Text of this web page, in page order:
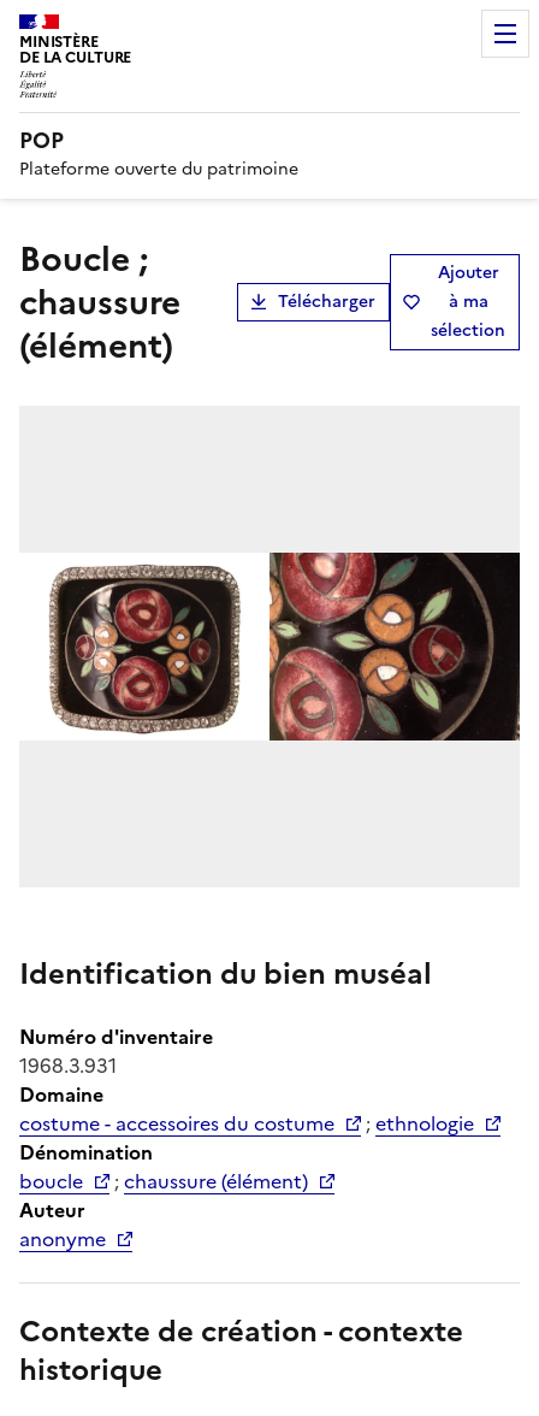
MINISTÈRE
DE LA CULTURE
POP
Plateforme ouverte du patrimoine
boucle ;
chaussure
(élément)
Télécharger
Ajouter
à ma
sélection
Identification du bien muséal
Numéro d'inventaire
1968.3.931
Domaine
costume - accessoires du costume
;ethnologie
Dénomination
boucle
;chaussure (élément)
Auteur
anonyme
Contexte de création - contexte
historique